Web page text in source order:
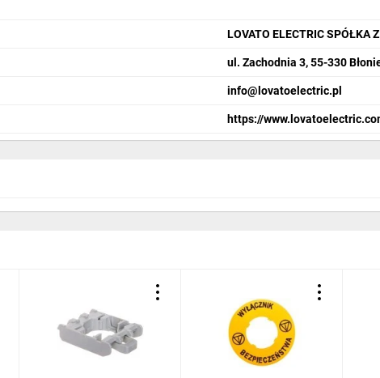
LOVATO ELECTRIC SPÓŁKA
ul. Zachodnia 3, 55-330
info@lovatoelectric.pl
https://